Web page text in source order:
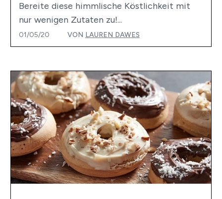
Bereite diese himmlische Köstlichkeit mit
nur wenigen Zutaten zu!...
01/05/20 VON LAUREN DAWES